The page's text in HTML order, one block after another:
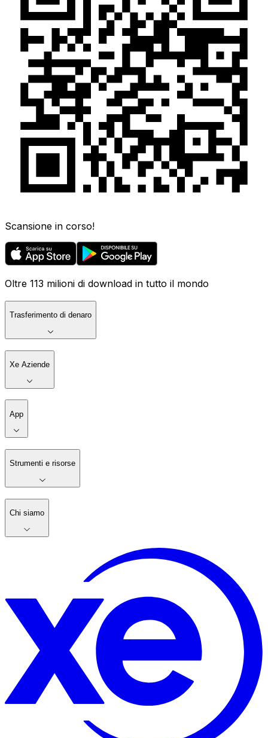
Scansione in corso!
Oltre 113 milioni di download in tutto il mondo
Trasferimento di denaro
Xe Aziende
App
Strumenti e risorse
Chi siamo